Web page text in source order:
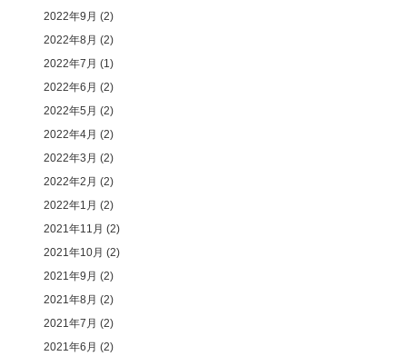
2022年9月 (2)
2022年8月 (2)
2022年7月 (1)
2022年6月 (2)
2022年5月 (2)
2022年4月 (2)
2022年3月 (2)
2022年2月 (2)
2022年1月 (2)
2021年11月 (2)
2021年10月 (2)
2021年9月 (2)
2021年8月 (2)
2021年7月 (2)
2021年6月 (2)